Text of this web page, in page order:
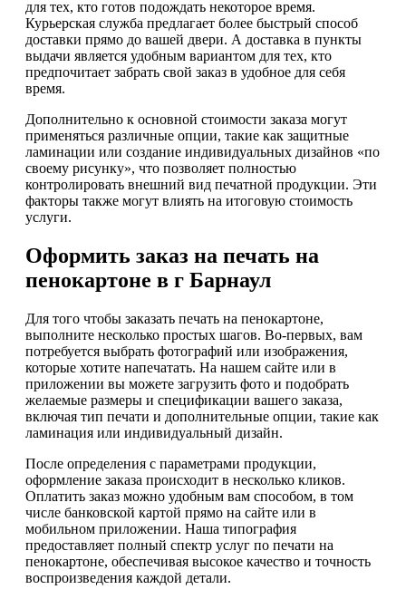
для тех, кто готов подождать некоторое время.
Курьерская служба предлагает более быстрый способ
доставки прямо до вашей двери. А доставка в пункты
выдачи является удобным вариантом для тех, кто
предпочитает забрать свой заказ в удобное для себя
время.
Дополнительно к основной стоимости заказа могут
применяться различные опции, такие как защитные
ламинации или создание индивидуальных дизайнов «по
своему рисунку», что позволяет полностью
контролировать внешний вид печатной продукции. Эти
факторы также могут влиять на итоговую стоимость
услуги.
Оформить заказ на печать на
пенокартоне в г Барнаул
Для того чтобы заказать печать на пенокартоне,
выполните несколько простых шагов. Во-первых, вам
потребуется выбрать фотографий или изображения,
которые хотите напечатать. На нашем сайте или в
приложении вы можете загрузить фото и подобрать
желаемые размеры и спецификации вашего заказа,
включая тип печати и дополнительные опции, такие как
ламинация или индивидуальный дизайн.
После определения с параметрами продукции,
оформление заказа происходит в несколько кликов.
Оплатить заказ можно удобным вам способом, в том
числе банковской картой прямо на сайте или в
мобильном приложении. Наша типография
предоставляет полный спектр услуг по печати на
пенокартоне, обеспечивая высокое качество и точность
воспроизведения каждой детали.